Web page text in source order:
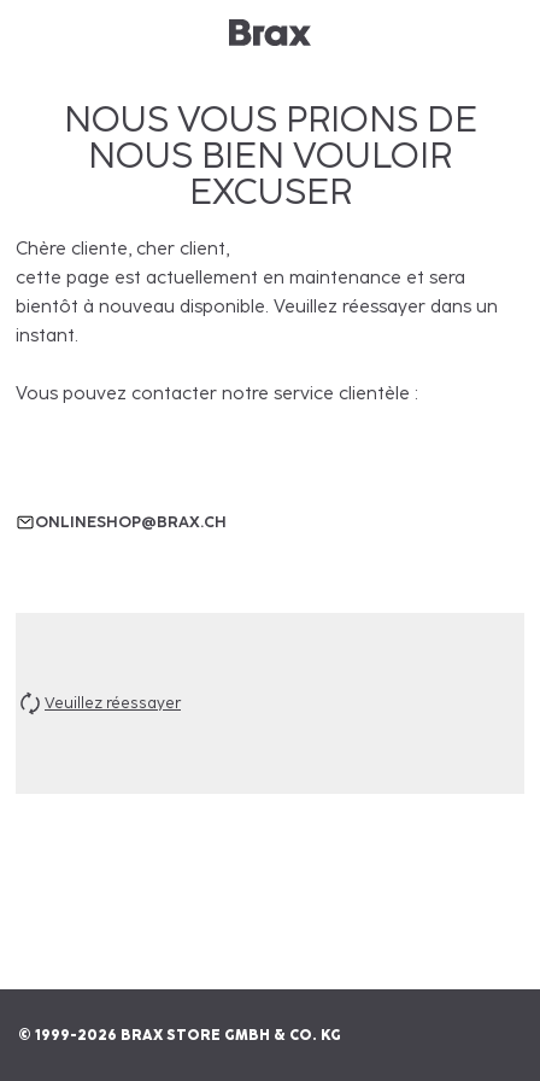
NOUS VOUS PRIONS DE
NOUS BIEN VOULOIR
EXCUSER
Chère cliente, cher client,
cette page est actuellement en maintenance et sera
bientôt à nouveau disponible. Veuillez réessayer dans un
instant.
Vous pouvez contacter notre service clientèle :
ONLINESHOP@BRAX.CH
Veuillez réessayer
© 1999-2026 BRAX STORE GMBH & CO. KG